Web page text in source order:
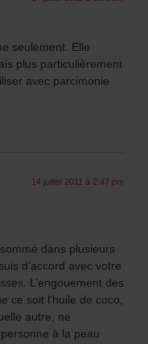
seulement. Elle
plus particulièrement
avec parcimonie
14 juillet 2011 à 2:47 pm
dans plusieurs
d’accord avec votre
L’engouement des
ce soit l’huile de coco,
autre, ne
à la peau